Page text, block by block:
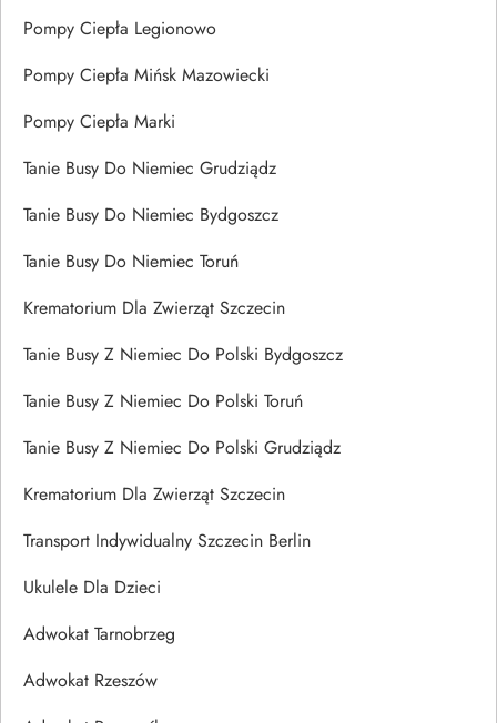
Pompy Ciepła Legionowo
Pompy Ciepła Mińsk Mazowiecki
Pompy Ciepła Marki
Tanie Busy Do Niemiec Grudziądz
Tanie Busy Do Niemiec Bydgoszcz
Tanie Busy Do Niemiec Toruń
Krematorium Dla Zwierząt Szczecin
Tanie Busy Z Niemiec Do Polski Bydgoszcz
Tanie Busy Z Niemiec Do Polski Toruń
Tanie Busy Z Niemiec Do Polski Grudziądz
Krematorium Dla Zwierząt Szczecin
Transport Indywidualny Szczecin Berlin
Ukulele Dla Dzieci
Adwokat Tarnobrzeg
Adwokat Rzeszów